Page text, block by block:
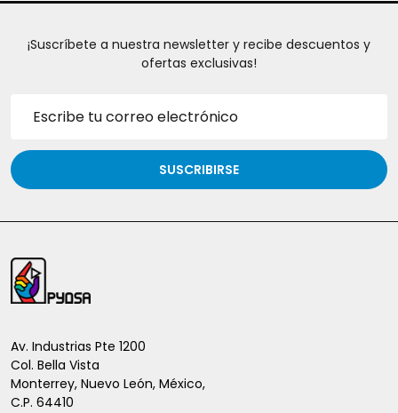
¡Suscríbete a nuestra newsletter y recibe descuentos y
ofertas exclusivas!
correo
electrónico
SUSCRIBIRSE
Inicio
del
de
página
Av. Industrias Pte 1200
Col. Bella Vista
Monterrey, Nuevo León, México,
C.P. 64410